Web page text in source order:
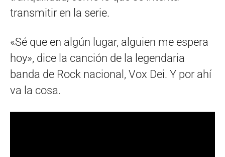
transmitir en la serie.
«Sé que en algún lugar, alguien me espera
hoy», dice la canción de la legendaria
banda de Rock nacional, Vox Dei. Y por ahí
va la cosa.